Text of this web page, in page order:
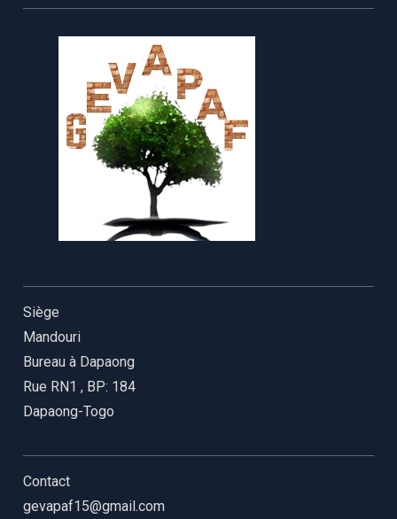
Siège
Mandouri
Bureau à Dapaong
Rue RN1, BP: 184
Dapaong-Togo
Contact
gevapaf15@gmail.com